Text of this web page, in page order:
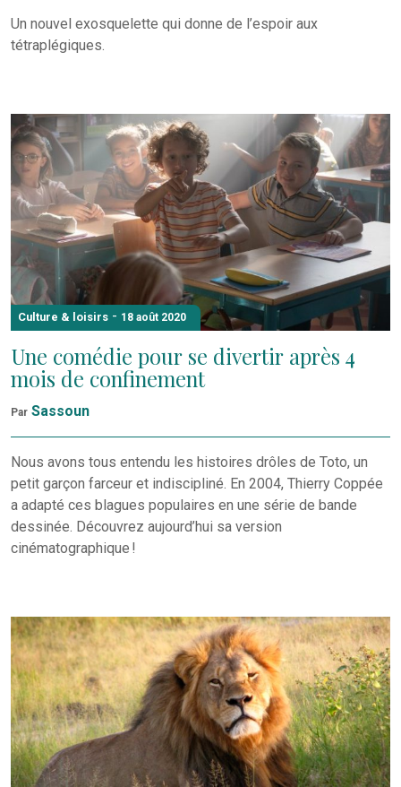
Un nouvel exosquelette qui donne de l’espoir aux
tétraplégiques.
Culture & loisirs - 18 août 2020
Une comédie pour se divertir après 4
mois de confinement
Par Sassoun
Nous avons tous entendu les histoires drôles de Toto, un
petit garçon farceur et indiscipliné. En 2004, Thierry Coppée
a adapté ces blagues populaires en une série de bande
dessinée. Découvrez aujourd’hui sa version
cinématographique !